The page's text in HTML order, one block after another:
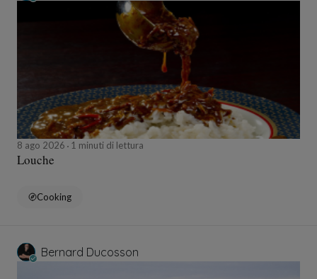
8 ago 2026 1 minuti di lettura
Louche
Cooking
Bernard Ducosson